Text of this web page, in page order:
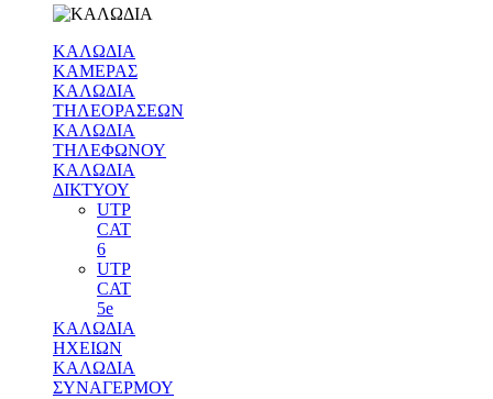
ΚΑΛΩΔΙΑ
ΚΑΜΕΡΑΣ
ΚΑΛΩΔΙΑ
ΤΗΛΕΟΡΑΣΕΩΝ
ΚΑΛΩΔΙΑ
ΤΗΛΕΦΩΝΟΥ
ΚΑΛΩΔΙΑ
ΔΙΚΤΥΟΥ
UTP
CAT
6
UTP
CAT
5e
ΚΑΛΩΔΙΑ
ΗΧΕΙΩΝ
ΚΑΛΩΔΙΑ
ΣΥΝΑΓΕΡΜΟΥ